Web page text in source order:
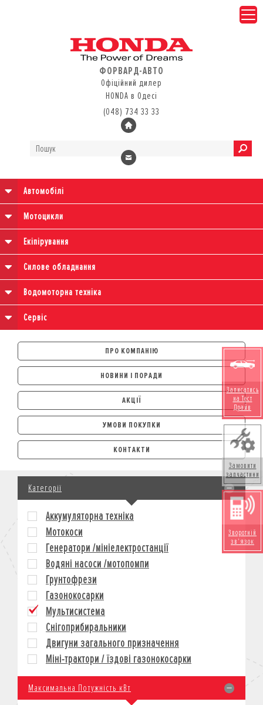
ФОРВАРД-АВТО
Офіційний дилер
HONDA в Одесі
(048) 734 33 33
Автомобілі
Мотоцикли
Екіпірування
Силове обладнання
Водомоторна техніка
Сервіс
ПРО КОМПАНІЮ
НОВИНИ І ПОРАДИ
АКЦІЇ
УМОВИ ПОКУПКИ
АВТОМОБІЛІ
ЛІЗИНГ
КРЕДИТ
СТРАХУВАННЯ
КОРПОРАТИВНИМ КЛІЄНТАМ
МОТОЦИКЛИ
КРЕДИТ
СТРАХУВАННЯ
КОРПОРАТИВНИМ КЛІЄНТАМ
КОНТАКТИ
Записатись
на Тест
Драйв
Замовити
запчастини
Зворотній
зв'язок
Категорії
Аккумуляторна техніка
Мотокоси
Генератори /мініелектростанції
Водяні насоси /мотопомпи
Грунтофрези
Газонокосарки
Мультисистема
Снігоприбиральники
Двигуни загального призначення
Міні-трактори / їздові газонокосарки
Максимальна Потужність кВт